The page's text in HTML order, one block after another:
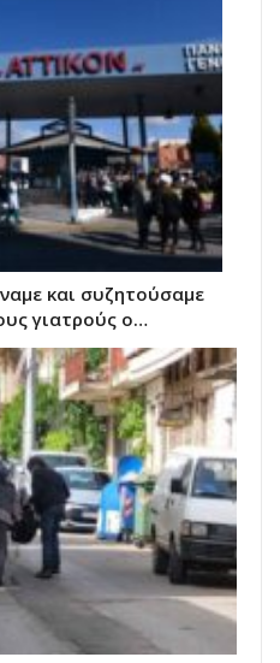
και συζητούσαμε
γιατρούς ο…